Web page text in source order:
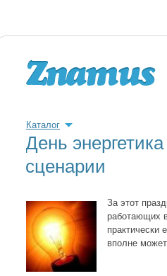
Каталог
День
сценарии
За этот
работающих
практически
вполне